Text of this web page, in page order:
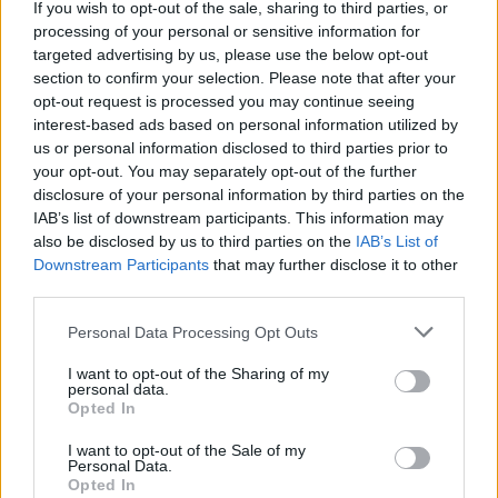
If you wish to opt-out of the sale, sharing to third parties, or
processing of your personal or sensitive information for
targeted advertising by us, please use the below opt-out
section to confirm your selection. Please note that after your
opt-out request is processed you may continue seeing
interest-based ads based on personal information utilized by
us or personal information disclosed to third parties prior to
your opt-out. You may separately opt-out of the further
disclosure of your personal information by third parties on the
IAB’s list of downstream participants. This information may
also be disclosed by us to third parties on the IAB’s List of
Downstream Participants that may further disclose it to other
Personal Data Processing Opt Outs
I want to opt-out of the Sharing of my
personal data.
Opted In
I want to opt-out of the Sale of my
Personal Data.
Opted In
výsledkov vyzerá prirodzenejšie ako nejaký výsledok práce
plastického chirurga.
Ako vždy, aj pri tomto prípade sa nájdu neprajníci a „odborníci“,
ktorí tvrdia, že je jednoducho nemožné, aby dosiahla takéto
výsledky. Podľa nich je samozrejmosťou, že všetkých klame a
pravidelne chodí k lekárovi na napumpovanie silikónu do jej
zadku.
aby každý z nich začal na sebe tvrdo pracovať, ona to totiž
dosiahla len s vlastným odhodlaním a správnou motiváciou.
Okrem návštevy posilňovne má rada beh a box. Táto kombinácia
jej priniesla vynikajúce výsledky, na ktoré môže byť právom
a
r
c
h
f
o
r
: